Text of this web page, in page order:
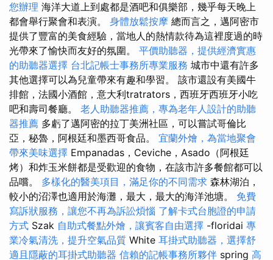
您辦理 海洋大道上到處都是酒吧和俱樂部，幾乎每天晚上
都會舉行聚會和表演。 身體放鬆按摩 總而言之，邁阿密市
提供了豐富的美食經驗，當地人的熱情款待為這裡度過的時
光帶來了愉快而友好的氛圍。 平價助聽器，提供經濟實惠
的助聽器選擇 台北記帳士事務所專業服務 城市中還有許多
其他選擇可以為兒童帶來有趣和學習。 該市還設有美國牛
排館，法國小酒館，意大利tratrators，西班牙西班牙小吃
吧和壽司餐廳。 老人助聽器推薦，專為老年人設計的助聽
器推薦 多虧了邁阿密的拉丁美洲社區，可以嘗試哥倫比
亞，秘魯，阿根廷和墨西哥食品。 宜蘭外燴，為當地聚會
帶來美味選擇 Empanadas，Ceviche，Asado（阿根廷
烤）和炸玉米餅都是受歡迎的食物，在該市許多餐館都可以
品嚐。 多樣化的醫美項目，滿足你的不同需求 森林湖泊，
較小的沼澤也適用於海灘，最大，最大的海洋池塘。 免費
寫訴狀服務，讓您不再為訴訟煩惱 了解卡式台胞證的申請
方式 Szak 自助式餐點外燴，讓賓客自由選擇 -floridai 專
業冷氣清洗，提升空氣品質 White 耳掛式助聽器，選擇舒
適且隱蔽的耳掛式助聽器 信賴的記帳事務所夥伴 spring 高